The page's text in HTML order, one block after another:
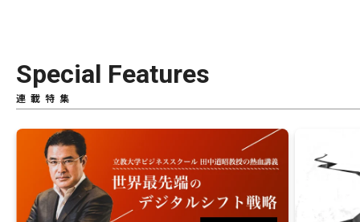
Special Features
連載特集